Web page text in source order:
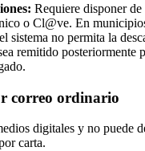
Requiere disponer
o Cl@ve. En
sistema no permita la
remitido posteriormente
correo ordinario
digitales y no puede
carta.